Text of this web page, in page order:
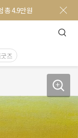
총 4.9만원
즈